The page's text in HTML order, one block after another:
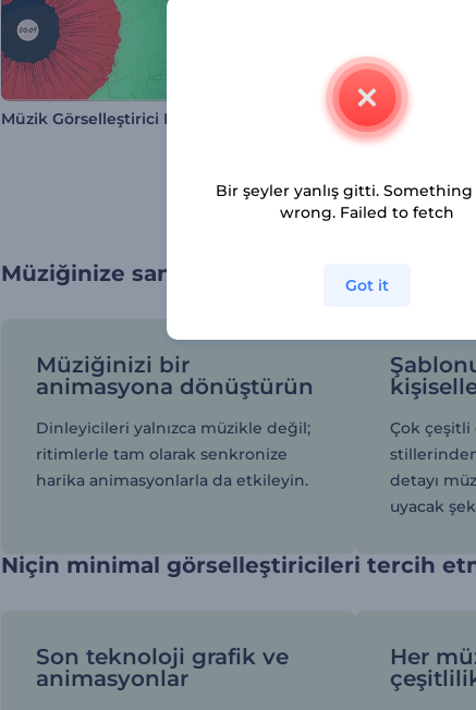
Müzik Görselleştirici Dokunuşu
Müziğinize sanatsal bir dokunuş yapın
Müziğinizi bir
animasyona dönüştürün
Dinleyicileri yalnızca müzikle değil;
ritimlerle tam olarak senkronize
harika animasyonlarla da etkileyin.
Çok
detayı
uyacak
Niçin minimal görselleştiricileri tercih
Son teknoloji grafik ve
animasyonlar
Her
Bir şeyler yanlış gitti.
wrong. Failed to fetch
Got it